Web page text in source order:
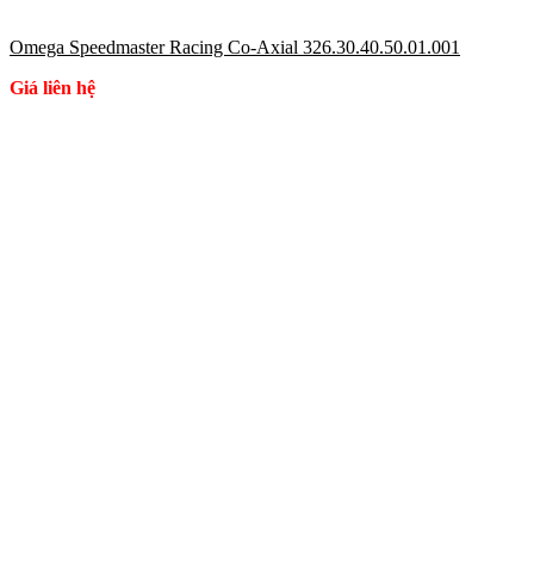
Omega Speedmaster Racing Co-Axial 326.30.40.50.01.001
Giá liên hệ